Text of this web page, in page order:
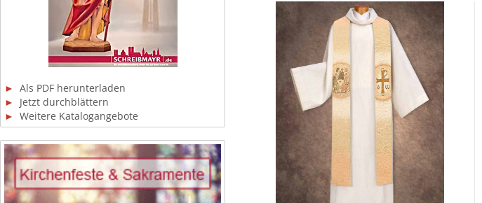
► Als PDF herunterladen
►
Jetzt durchblättern
► Weitere Katalogangebote